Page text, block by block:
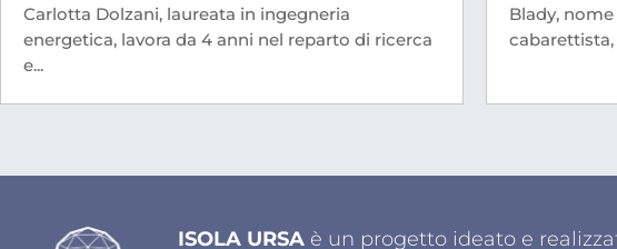
Carlotta Dolzani, laureata in ingegneria
energetica, lavora da 4 anni nel reparto di ricerca
e...
Blady,
ISOLA URSA è un progetto ideato e